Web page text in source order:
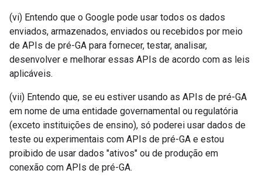
(vi) Entendo que o Google pode usar todos os dados
enviados, armazenados, enviados ou recebidos por meio
de APIs de pré-GA para fornecer, testar, analisar,
desenvolver e melhorar essas APIs de acordo com as leis
aplicáveis.
(vii) Entendo que, se eu estiver usando as APIs de pré-GA
em nome de uma entidade governamental ou regulatória
(exceto instituições de ensino), só poderei usar dados de
teste ou experimentais com APIs de pré-GA e estou
proibido de usar dados "ativos" ou de produção em
conexão com APIs de pré-GA.